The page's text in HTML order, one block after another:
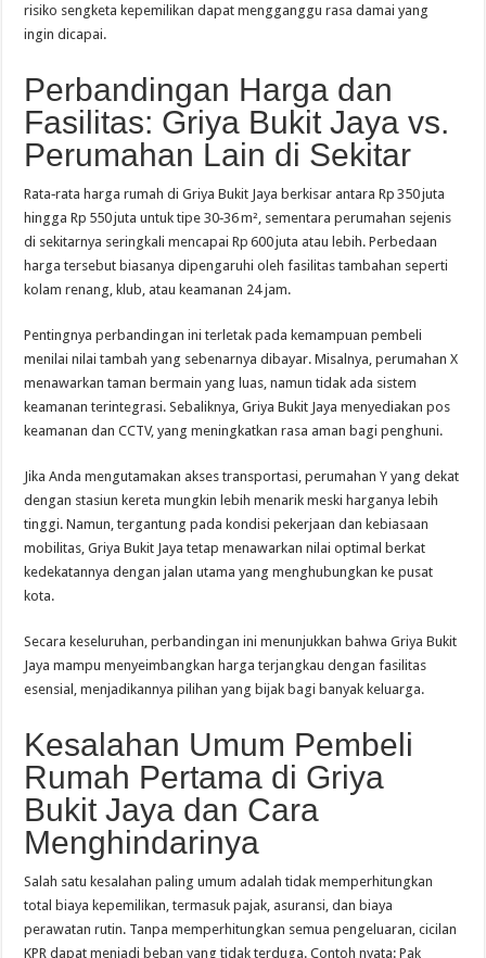
risiko sengketa kepemilikan dapat mengganggu rasa damai yang
ingin dicapai.
Perbandingan Harga dan
Fasilitas: Griya Bukit Jaya vs.
Perumahan Lain di Sekitar
Rata‑rata harga rumah di Griya Bukit Jaya berkisar antara Rp 350 juta
hingga Rp 550 juta untuk tipe 30‑36 m², sementara perumahan sejenis
di sekitarnya seringkali mencapai Rp 600 juta atau lebih. Perbedaan
harga tersebut biasanya dipengaruhi oleh fasilitas tambahan seperti
kolam renang, klub, atau keamanan 24 jam.
Pentingnya perbandingan ini terletak pada kemampuan pembeli
menilai nilai tambah yang sebenarnya dibayar. Misalnya, perumahan X
menawarkan taman bermain yang luas, namun tidak ada sistem
keamanan terintegrasi. Sebaliknya, Griya Bukit Jaya menyediakan pos
keamanan dan CCTV, yang meningkatkan rasa aman bagi penghuni.
Jika Anda mengutamakan akses transportasi, perumahan Y yang dekat
dengan stasiun kereta mungkin lebih menarik meski harganya lebih
tinggi. Namun, tergantung pada kondisi pekerjaan dan kebiasaan
mobilitas, Griya Bukit Jaya tetap menawarkan nilai optimal berkat
kedekatannya dengan jalan utama yang menghubungkan ke pusat
kota.
Secara keseluruhan, perbandingan ini menunjukkan bahwa Griya Bukit
Jaya mampu menyeimbangkan harga terjangkau dengan fasilitas
esensial, menjadikannya pilihan yang bijak bagi banyak keluarga.
Kesalahan Umum Pembeli
Rumah Pertama di Griya
Bukit Jaya dan Cara
Menghindarinya
Salah satu kesalahan paling umum adalah tidak memperhitungkan
total biaya kepemilikan, termasuk pajak, asuransi, dan biaya
perawatan rutin. Tanpa memperhitungkan semua pengeluaran, cicilan
KPR dapat menjadi beban yang tidak terduga. Contoh nyata: Pak